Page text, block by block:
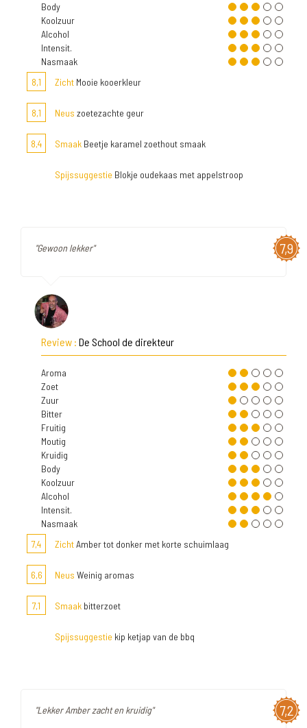
Body
Koolzuur
Alcohol
Intensit.
Nasmaak
8,1
Zicht Mooie kooerkleur
8,1 Neus zoetezachte geur
8,4 Smaak Beetje karamel zoethout smaak
Spijssuggestie Blokje oudekaas met appelstroop
7,9
"Gewoon lekker"
Review : De School de direkteur
Aroma
Zoet
Zuur
Bitter
Fruitig
Moutig
Kruidig
Body
Koolzuur
Alcohol
Intensit.
Nasmaak
7,4
ZichtAmber tot donker met korte schuimlaag
6,6 Neus Weinig aromas
7,1 Smaak bitterzoet
Spijssuggestie kip ketjap van de bbq
7,2
"Lekker Amber zacht en kruidig"